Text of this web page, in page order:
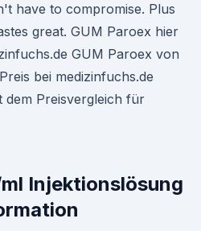
have to compromise. Plus
great. GUM Paroex hier
GUM Paroex von
bei medizinfuchs.de
dem Preisvergleich für
Injektionslösung